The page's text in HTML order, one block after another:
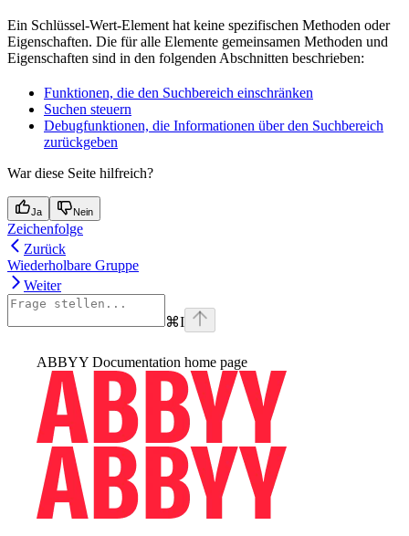
Ein Schlüssel-Wert-Element hat keine spezifischen Methoden oder
Eigenschaften. Die für alle Elemente gemeinsamen Methoden und
Eigenschaften sind in den folgenden Abschnitten beschrieben:
Funktionen, die den Suchbereich einschränken
Suchen steuern
Debugfunktionen, die Informationen über den Suchbereich
zurückgeben
War diese Seite hilfreich?
Ja Nein
Zeichenfolge
Zurück
Wiederholbare Gruppe
Weiter
⌘I
ABBYY Documentation home page